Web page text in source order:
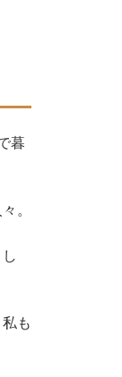
暮
。
も